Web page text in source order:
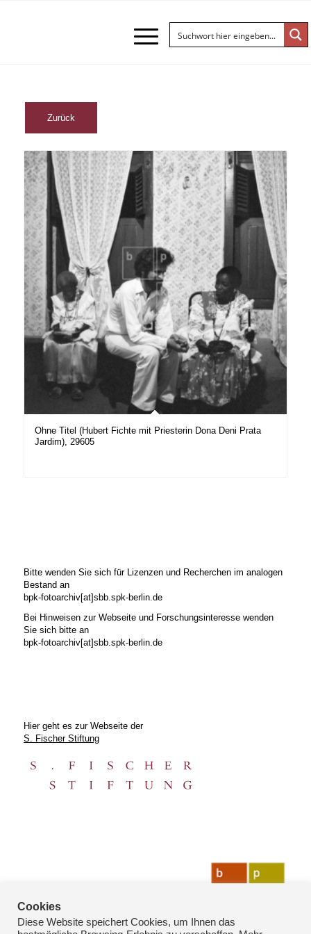
Ohne Titel (Hubert Fichte mit Priesterin Dona Deni Prata
Jardim), 29605
Bitte wenden Sie sich für Lizenzen und Recherchen im analogen
Bestand an
bpk-fotoarchiv[at]sbb.spk-berlin.de
Bei Hinweisen zur Webseite und Forschungsinteresse wenden
Sie sich bitte an
bpk-fotoarchiv[at]sbb.spk-berlin.de
Hier geht es zur Webseite der
S. Fischer Stiftung
Cookies
Diese Website speichert Cookies, um Ihnen das